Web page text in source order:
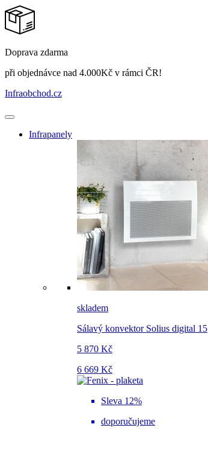
Doprava zdarma
při objednávce nad 4.000Kč v rámci ČR!
Infraobchod.cz
Infrapanely
skladem
Sálavý konvektor Solius digital 15
5 870 Kč
6 669 Kč
Sleva 12%
doporučujeme